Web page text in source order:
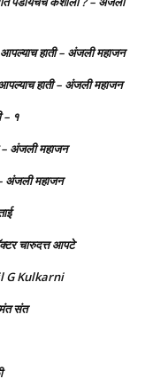
हाती – अंजली महाजन
हाती – अंजली महाजन
– १
अंजली महाजन
अंजली महाजन
चारुदत्त आपटे
G Kulkarni
संत